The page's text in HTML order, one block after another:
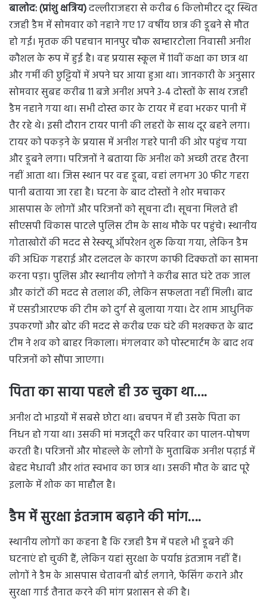
बालोद: (प्रांशु क्षत्रिय)दल्लीराजहरा से करीब 6 किलोमीटर दूर स्थित
रजही डैम में सोमवार को नहाने गए 17 वर्षीय छात्र की डूबने से मौत
हो गई। मृतक की पहचान मानपुर चौक खम्हारटोला निवासी अनीश
कौशल के रूप में हुई है। वह प्रयास स्कूल में 11वीं कक्षा का छात्र था
और गर्मी की छुट्टियों में अपने घर आया हुआ था। जानकारी के अनुसार
सोमवार सुबह करीब 11 बजे अनीश अपने 3-4 दोस्तों के साथ रजही
डैम नहाने गया था। सभी दोस्त कार के टायर में हवा भरकर पानी में
तैर रहे थे। इसी दौरान टायर पानी की लहरों के साथ दूर बहने लगा।
टायर को पकड़ने के प्रयास में अनीश गहरे पानी की ओर पहुंच गया
और डूबने लगा। परिजनों ने बताया कि अनीश को अच्छी तरह तैरना
नहीं आता था। जिस स्थान पर वह डूबा, वहां लगभग 30 फीट गहरा
पानी बताया जा रहा है। घटना के बाद दोस्तों ने शोर मचाकर
आसपास के लोगों और परिजनों को सूचना दी। सूचना मिलते ही
सीएसपी विकास पाटले पुलिस टीम के साथ मौके पर पहुंचे। स्थानीय
गोताखोरों की मदद से रेस्क्यू ऑपरेशन शुरू किया गया, लेकिन डैम
की अधिक गहराई और दलदल के कारण काफी दिक्कतों का सामना
करना पड़ा। पुलिस और स्थानीय लोगों ने करीब सात घंटे तक जाल
और कांटों की मदद से तलाश की, लेकिन सफलता नहीं मिली। बाद
में एसडीआरएफ की टीम को दुर्ग से बुलाया गया। देर शाम आधुनिक
उपकरणों और बोट की मदद से करीब एक घंटे की मशक्कत के बाद
टीम ने शव को बाहर निकाला। मंगलवार को पोस्टमार्टम के बाद शव
परिजनों को सौंपा जाएगा।
पिता का साया पहले ही उठ चुका था….
अनीश दो भाइयों में सबसे छोटा था। बचपन में ही उसके पिता का
निधन हो गया था। उसकी मां मजदूरी कर परिवार का पालन-पोषण
करती है। परिजनों और मोहल्ले के लोगों के मुताबिक अनीश पढ़ाई में
बेहद मेधावी और शांत स्वभाव का छात्र था। उसकी मौत के बाद पूरे
इलाके में शोक का माहौल है।
डैम में सुरक्षा इंतजाम बढ़ाने की मांग….
स्थानीय लोगों का कहना है कि रजही डैम में पहले भी डूबने की
घटनाएं हो चुकी हैं, लेकिन यहां सुरक्षा के पर्याप्त इंतजाम नहीं हैं।
लोगों ने डैम के आसपास चेतावनी बोर्ड लगाने, फेंसिंग कराने और
सुरक्षा गार्ड तैनात करने की मांग प्रशासन से की है।